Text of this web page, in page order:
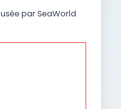
par SeaWorld